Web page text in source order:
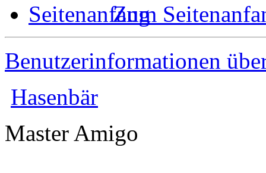
Zum
Benutzerinformationen
Hasenbär
Master Amigo